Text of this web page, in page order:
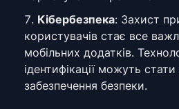
Кібербезпека: Захист
користувачів стає все
мобільних додатків.
ідентифікації можуть
забезпечення безпеки.